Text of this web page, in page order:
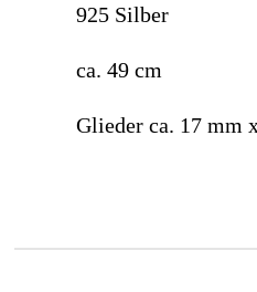
925 Silber
ca. 49 cm
Glieder ca. 17 mm